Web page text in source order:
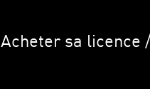
Acheter sa licence